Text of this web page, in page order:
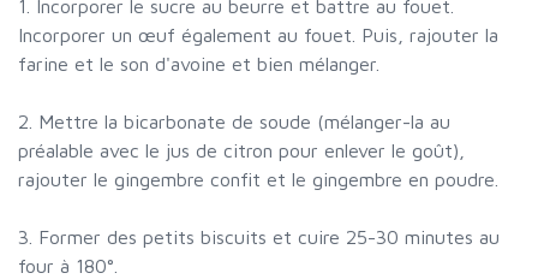
1. Incorporer le sucre au beurre et battre au fouet.
Incorporer un œuf également au fouet. Puis, rajouter la
farine et le son d'avoine et bien mélanger.
2. Mettre la bicarbonate de soude (mélanger-la au
préalable avec le jus de citron pour enlever le goût),
rajouter le gingembre confit et le gingembre en poudre.
3. Former des petits biscuits et cuire 25-30 minutes au
four à 180°.